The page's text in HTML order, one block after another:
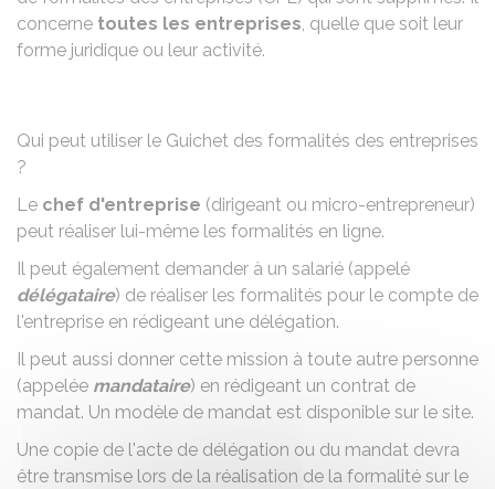
concerne toutes les entreprises, quelle que soit leur
forme juridique ou leur activité.
Qui peut utiliser le Guichet des formalités des entreprises
?
Le chef d'entreprise (dirigeant ou micro-entrepreneur)
peut réaliser lui-même les formalités en ligne.
Il peut également demander à un salarié (appelé
délégataire) de réaliser les formalités pour le compte de
l'entreprise en rédigeant une délégation.
Il peut aussi donner cette mission à toute autre personne
(appelée mandataire) en rédigeant un contrat de
mandat. Un modèle de mandat est disponible sur le site.
Une copie de l'acte de délégation ou du mandat devra
être transmise lors de la réalisation de la formalité sur le